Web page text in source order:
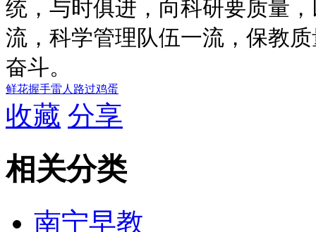
统，与时俱进，向科研要质量
流，科学管理队伍一流，保教
奋斗。
鲜花握手雷人 路过鸡蛋
收藏 分享
相关分类
南宁早教